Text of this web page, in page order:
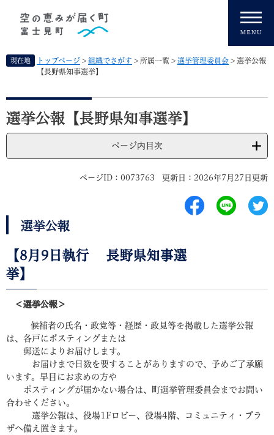
先
す
現在地 トップページ > 組織でさがす > 所属一覧 > 選挙管理委員会 > 選挙公報
【長野県知事選挙】
本
文
選挙公報【長野県知事選挙】
ページ内目次
ページID：0073763 更新日：2026年7月27日更新
選挙公報
【8月9日執行 長野県知事選
挙】
＜選挙公報＞
候補者の氏名・政党等・経歴・政見等を掲載した選挙公報
は、各戸にポスティングまたは
郵送によりお届けします。
お届けまで日数を要することがありますので、予めご了承願
います。早目にお求めの方や
ポスティングが届かない場合は、町選挙管理委員会までお問い
合わせください。
選挙公報は、役場1Fロビー、役場4階、コミュニティ・プラ
ザへ備え置きます。